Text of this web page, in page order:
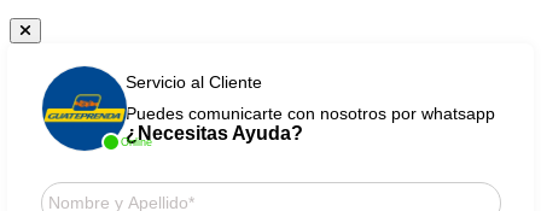
Online
Servicio al Cliente
Puedes comunicarte con nosotros por whatsapp
¿Necesitas Ayuda?